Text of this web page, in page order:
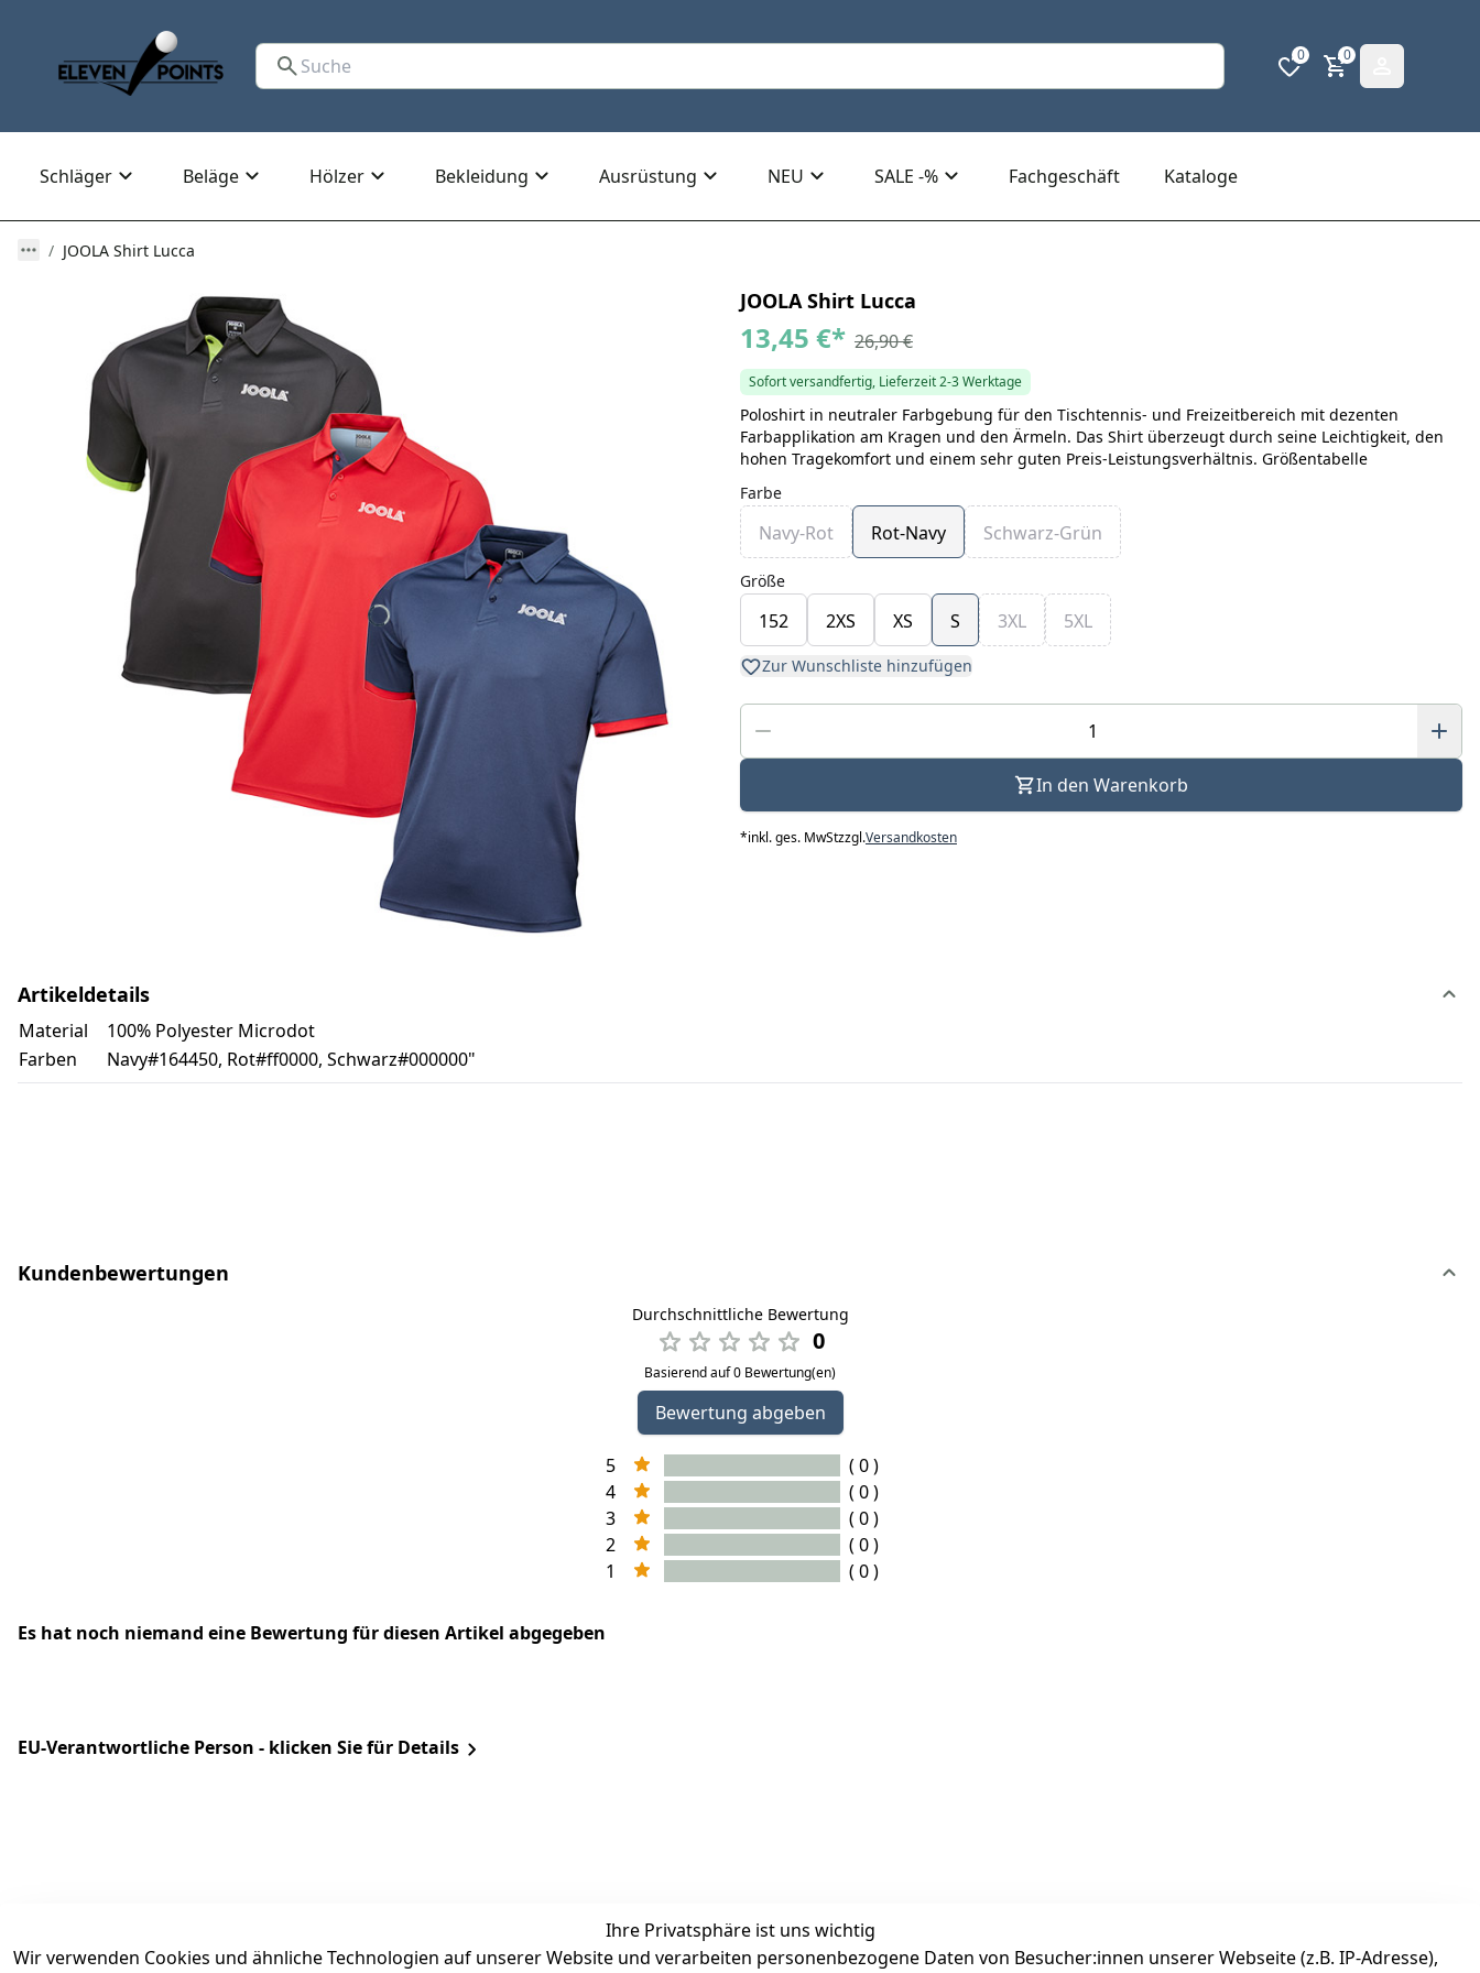
0 0
Schläger Beläge Hölzer Bekleidung Ausrüstung NEU SALE -% Fachgeschäft Kataloge
JOOLA Shirt Lucca
JOOLA Shirt Lucca
13,45 €* 26,90 €
Sofort versandfertig, Lieferzeit 2-3 Werktage
Poloshirt in neutraler Farbgebung für den Tischtennis- und Freizeitbereich mit dezenten
Farbapplikation am Kragen und den Ärmeln. Das Shirt überzeugt durch seine Leichtigkeit, den
hohen Tragekomfort und einem sehr guten Preis-Leistungsverhältnis. Größentabelle
Farbe
Navy-Rot Rot-Navy Schwarz-Grün
Größe
152 2XS XS S 3XL 5XL
Zur Wunschliste hinzufügen
In den Warenkorb
*inkl. ges. MwStzzgl.Versandkosten
Artikeldetails
Material
100% Polyester Microdot
Farben
Navy#164450, Rot#ff0000, Schwarz#000000"
Kundenbewertungen
Durchschnittliche Bewertung
0
Basierend auf 0 Bewertung(en)
Bewertung abgeben
5
( 0 )
4
( 0 )
3
( 0 )
2
( 0 )
1
( 0 )
Es hat noch niemand eine Bewertung für diesen Artikel abgegeben
EU-Verantwortliche Person - klicken Sie für Details
Ihre Privatsphäre ist uns wichtig
Wir verwenden Cookies und ähnliche Technologien auf unserer Website und verarbeiten personenbezogene Daten von Besucher:innen unserer Webseite (z.B. IP-Adresse),